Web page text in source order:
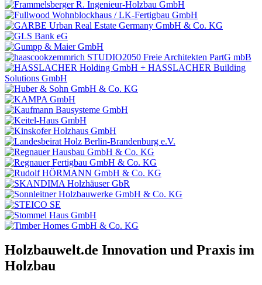
Holzbauwelt.de Innovation und Praxis im
Holzbau